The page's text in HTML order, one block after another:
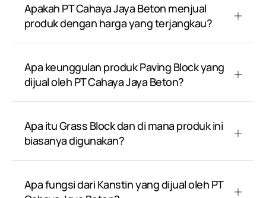
Apakah PT Cahaya Jaya Beton menjual
produk dengan harga yang terjangkau?
Apa keunggulan produk Paving Block yang
dijual oleh PT Cahaya Jaya Beton?
Apa itu Grass Block dan di mana produk ini
biasanya digunakan?
Apa fungsi dari Kanstin yang dijual oleh PT